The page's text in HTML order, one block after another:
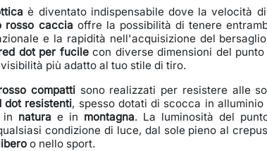
è diventato indispensabile dove la velocità
rosso caccia offre la possibilità di tenere
e la rapidità nell'acquisizione del
dot per fucilecon diverse dimensioni del
più adatto al tuo stile di tiro.
compattisono realizzati per resistere alle
dot resistenti, spesso dotati di scocca in
in natura e in montagna. La luminosità del
condizione di luce, dal sole pieno al
o nello sport.